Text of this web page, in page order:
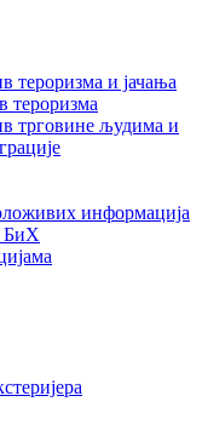
тероризма и јачања
тероризма
трговине људима и
информација
БиХ